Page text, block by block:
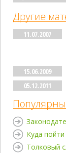
Другие
11.07.2007
15.06.2009
05.12.2011
Куда пойти
Толковый